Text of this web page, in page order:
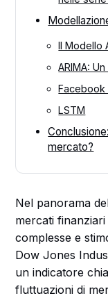
Il Modello
ARIMA:
Facebook
LSTM
mercato?
Nel panorama
mercati
complesse e
Dow Jones
un indicatore
fluttuazioni di